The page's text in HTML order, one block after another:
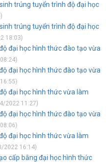
trúng tuyển trình độ đại học
trúng tuyển trình độ đại học
18:03)
đại học hình thức đào tạo vừa
đại học hình thức đào tạo vừa
đại học hình thức vừa làm
2022 11:27)
đại học hình thức đào tạo vừa
đại học hình thức vừa làm
2022 16:14)
cấp bằng đại học hình thức